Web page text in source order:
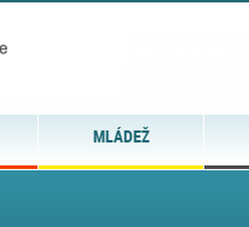
MLÁDEŽ